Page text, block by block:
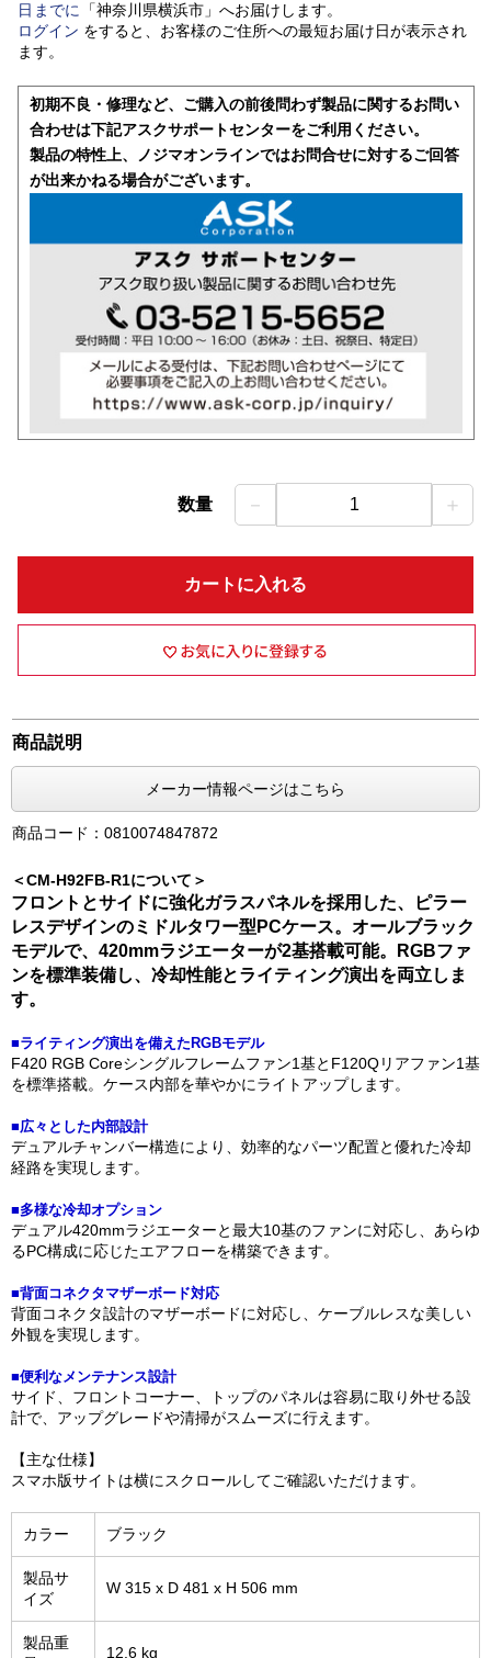
日 までに 「神奈川県横浜市」 へお届けします。
ログイン をすると、お客様のご住所への最短お届け日が表示され
ます。
初期不良・修理など、ご購入の前後問わず製品に関するお問い
合わせは下記アスクサポートセンターをご利用ください。
製品の特性上、ノジマオンラインではお問合せに対するご回答
が出来かねる場合がございます。
数量 － 1 ＋
カートに入れる
商品説明
メーカー情報ページはこちら
商品コード：0810074847872
＜CM-H92FB-R1について＞
フロントとサイドに強化ガラスパネルを採用した、ピラー
レスデザインのミドルタワー型PCケース。オールブラック
モデルで、420mmラジエーターが2基搭載可能。RGBファ
ンを標準装備し、冷却性能とライティング演出を両立しま
す。
■ライティング演出を備えたRGBモデル
F420 RGB Coreシングルフレームファン1基とF120Qリアファン1基
を標準搭載。ケース内部を華やかにライトアップします。
■広々とした内部設計
デュアルチャンバー構造により、効率的なパーツ配置と優れた冷却
経路を実現します。
■多様な冷却オプション
デュアル420mmラジエーターと最大10基のファンに対応し、あらゆ
るPC構成に応じたエアフローを構築できます。
■背面コネクタマザーボード対応
背面コネクタ設計のマザーボードに対応し、ケーブルレスな美しい
外観を実現します。
■便利なメンテナンス設計
サイド、フロントコーナー、トップのパネルは容易に取り外せる設
計で、アップグレードや清掃がスムーズに行えます。
【主な仕様】
スマホ版サイトは横にスクロールしてご確認いただけます。
カラー ブラック
製品サ
イズ
W 315 x D 481 x H 506 mm
製品重
12.6 kg